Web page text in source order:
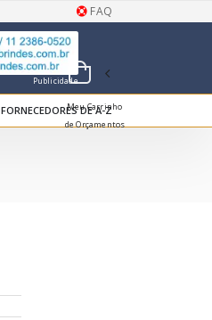
FAQ
Publicidade
Meu Carrinho
de Orçamentos
FORNECEDORES DE A-Z